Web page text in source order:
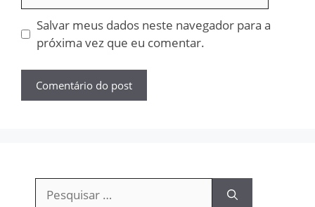
Salvar meus dados neste navegador para a
próxima vez que eu comentar.
Pesquisar
por: